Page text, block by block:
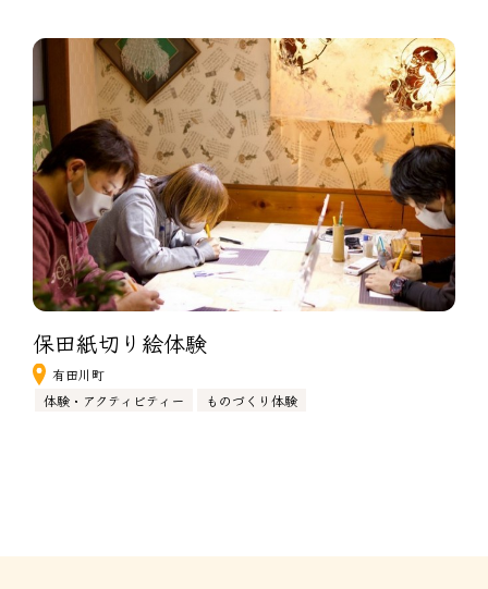
保田紙切り絵体験
有田川町
体験・アクティビティー
ものづくり体験